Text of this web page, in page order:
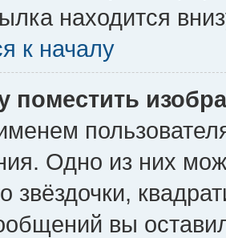
находится
к началу
поместить
Одно из них
звёздочки,
вы